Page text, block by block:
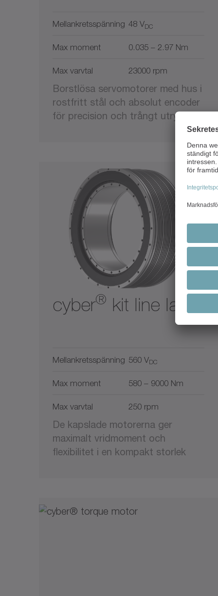
Mellankretsspänning 48 VDC
Max moment 0.035 – 2.97 Nm
Max varvtal 23000 rpm
Borstlösa servomotorer med hus i
rostfritt stål och absolut encoder
för precision och trångt utrymme
cyber® kit line large
Mellankretsspänning 560 VDC
Max moment 580 – 9000 Nm
Max varvtal 250 rpm
De kapslade motorerna ger
maximalt vridmoment och
flexibilitet i en kompakt storlek